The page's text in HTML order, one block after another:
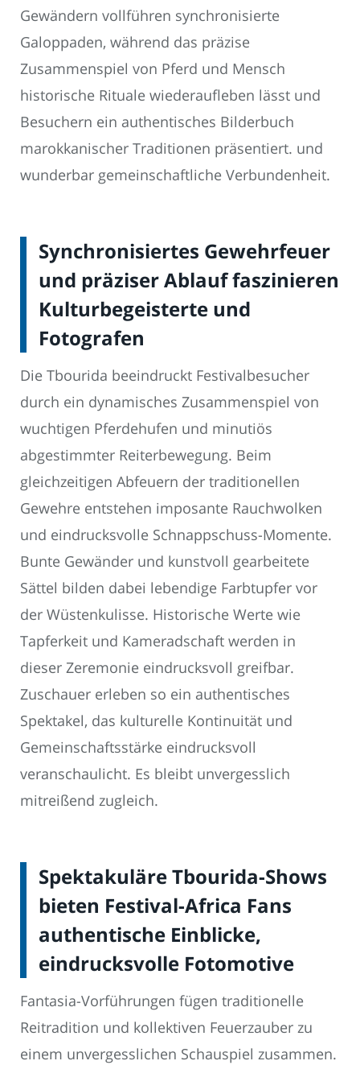
Gewändern vollführen synchronisierte
Galoppaden, während das präzise
Zusammenspiel von Pferd und Mensch
historische Rituale wiederaufleben lässt und
Besuchern ein authentisches Bilderbuch
marokkanischer Traditionen präsentiert. und
wunderbar gemeinschaftliche Verbundenheit.
Synchronisiertes Gewehrfeuer
und präziser Ablauf faszinieren
Kulturbegeisterte und
Fotografen
Die Tbourida beeindruckt Festivalbesucher
durch ein dynamisches Zusammenspiel von
wuchtigen Pferdehufen und minutiös
abgestimmter Reiterbewegung. Beim
gleichzeitigen Abfeuern der traditionellen
Gewehre entstehen imposante Rauchwolken
und eindrucksvolle Schnappschuss-Momente.
Bunte Gewänder und kunstvoll gearbeitete
Sättel bilden dabei lebendige Farbtupfer vor
der Wüstenkulisse. Historische Werte wie
Tapferkeit und Kameradschaft werden in
dieser Zeremonie eindrucksvoll greifbar.
Zuschauer erleben so ein authentisches
Spektakel, das kulturelle Kontinuität und
Gemeinschaftsstärke eindrucksvoll
veranschaulicht. Es bleibt unvergesslich
mitreißend zugleich.
Spektakuläre Tbourida-Shows
bieten Festival-Africa Fans
authentische Einblicke,
eindrucksvolle Fotomotive
Fantasia-Vorführungen fügen traditionelle
Reitradition und kollektiven Feuerzauber zu
einem unvergesslichen Schauspiel zusammen.